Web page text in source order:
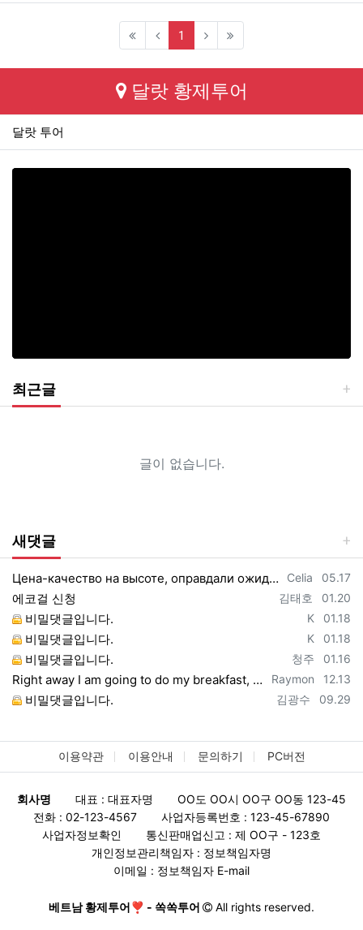
1 (current)
달랏 황제투어
달랏 투어
최근글
글이 없습니다.
새댓글
등록자
Celia 등록일
05.17
Цена-качество на высоте, оправдали ожидания https://vpncheburnet.top/
등록자
김태호 등록일
01.20
에코걸 신청
등록자
K 등록일
01.18
비밀댓글입니다.
등록자
K 등록일
01.18
비밀댓글입니다.
등록자
청주 등록일
01.16
비밀댓글입니다.
등록자
Raymon 등록일
12.13
Right away I am going to do my breakfast, once having my breakfast coming yet ag…
등록자
김광수 등록일
09.29
비밀댓글입니다.
이용약관 이용안내 문의하기 PC버전
회사명 대표 : 대표자명
OO도 OO시 OO구 OO동 123-45
전화 : 02-123-4567
사업자등록번호 : 123-45-67890
사업자정보확인
통신판매업신고 : 제 OO구 - 123호
개인정보관리책임자 : 정보책임자명
이메일 : 정보책임자 E-mail
베트남 황제투어❣️ - 쏙쏙투어 All rights reserved.